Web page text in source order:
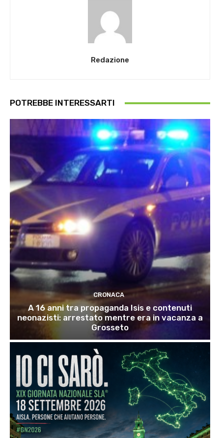
Redazione
POTREBBE INTERESSARTI
CRONACA
A 16 anni tra propaganda Isis e contenuti
neonazisti: arrestato mentre era in vacanza a
Grosseto